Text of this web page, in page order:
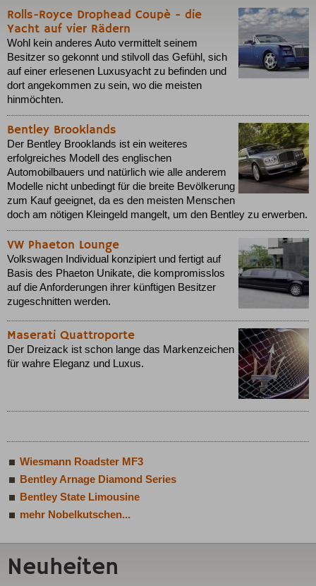
Rolls-Royce Drophead Coupè - die
Yacht auf vier Rädern
Wohl kein anderes Auto vermittelt seinem
Besitzer so gekonnt und stilvoll das Gefühl, sich
auf einer erlesenen Luxusyacht zu befinden und
dort angekommen zu sein, wo die meisten
hinmöchten.
Bentley Brooklands
Der Bentley Brooklands ist ein weiteres
erfolgreiches Modell des englischen
Automobilbauers und natürlich wie alle anderem
Modelle nicht unbedingt für die breite Bevölkerung
zum Kauf geeignet, da es den meisten Menschen
doch am nötigen Kleingeld mangelt, um den Bentley zu erwerben.
VW Phaeton Lounge
Volkswagen Individual konzipiert und fertigt auf
Basis des Phaeton Unikate, die kompromisslos
auf die Anforderungen ihrer künftigen Besitzer
zugeschnitten werden.
Maserati Quattroporte
Der Dreizack ist schon lange das Markenzeichen
für wahre Eleganz und Luxus.
Wiesmann Roadster MF3
Bentley Arnage Diamond Series
Bentley State Limousine
mehr Nobelkutschen...
Neuheiten